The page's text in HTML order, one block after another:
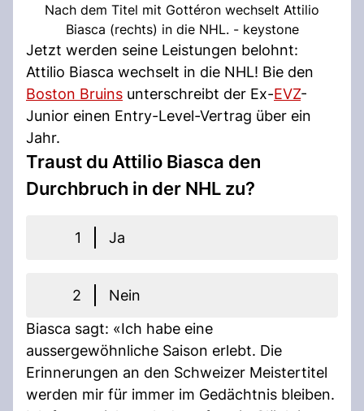
Nach dem Titel mit Gottéron wechselt Attilio
Biasca (rechts) in die NHL. - keystone
Jetzt werden seine Leistungen belohnt:
Attilio Biasca wechselt in die NHL! Bie den
Boston Bruins unterschreibt der Ex-EVZ-
Junior einen Entry-Level-Vertrag über ein
Jahr.
Traust du Attilio Biasca den
Durchbruch in der NHL zu?
1 Ja
2
Nein
Biasca sagt: «Ich habe eine
aussergewöhnliche Saison erlebt. Die
Erinnerungen an den Schweizer Meistertitel
werden mir für immer im Gedächtnis bleiben.